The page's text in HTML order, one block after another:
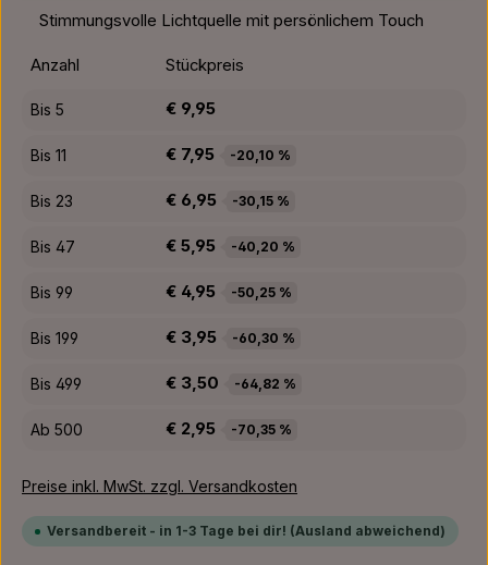
Stimmungsvolle Lichtquelle mit persönlichem Touch
Anzahl Stückpreis
Bis 5 € 9,95
Bis 11 € 7,95 -20,10 %
Bis 23 € 6,95 -30,15 %
Bis 47 € 5,95 -40,20 %
Bis 99 € 4,95 -50,25 %
Bis 199 € 3,95 -60,30 %
Bis 499 € 3,50 -64,82 %
Ab 500 € 2,95 -70,35 %
Preise inkl. MwSt. zzgl. Versandkosten
Versandbereit - in 1-3 Tage bei dir! (Ausland abweichend)